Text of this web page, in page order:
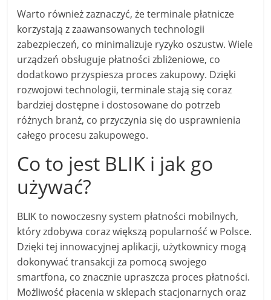
Warto również zaznaczyć, że terminale płatnicze
korzystają z zaawansowanych technologii
zabezpieczeń, co minimalizuje ryzyko oszustw. Wiele
urządzeń obsługuje płatności zbliżeniowe, co
dodatkowo przyspiesza proces zakupowy. Dzięki
rozwojowi technologii, terminale stają się coraz
bardziej dostępne i dostosowane do potrzeb
różnych branż, co przyczynia się do usprawnienia
całego procesu zakupowego.
Co to jest BLIK i jak go
używać?
BLIK to nowoczesny system płatności mobilnych,
który zdobywa coraz większą popularność w Polsce.
Dzięki tej innowacyjnej aplikacji, użytkownicy mogą
dokonywać transakcji za pomocą swojego
smartfona, co znacznie upraszcza proces płatności.
Możliwość płacenia w sklepach stacjonarnych oraz